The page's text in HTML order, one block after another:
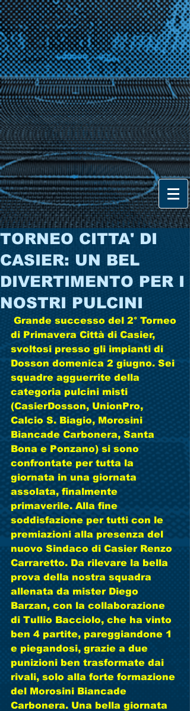
TORNEO CITTA' DI
CASIER: UN BEL
DIVERTIMENTO PER I
NOSTRI PULCINI
di Primavera Città di Casier,
svoltosi presso gli impianti di
Dosson domenica 2 giugno. Sei
squadre agguerrite della
categoria pulcini misti
(CasierDosson, UnionPro,
Calcio S. Biagio, Morosini
Biancade Carbonera, Santa
Bona e Ponzano) si sono
confrontate per tutta la
giornata in una giornata
assolata, finalmente
primaverile. Alla fine
soddisfazione per tutti con le
premiazioni alla presenza del
nuovo Sindaco di Casier Renzo
Carraretto. Da rilevare la bella
prova della nostra squadra
allenata da mister Diego
Barzan, con la collaborazione
di Tullio Bacciolo, che ha vinto
ben 4 partite, pareggiandone 1
e piegandosi, grazie a due
punizioni ben trasformate dai
rivali, solo alla forte formazione
del Morosini Biancade
Carbonera. Una bella giornata